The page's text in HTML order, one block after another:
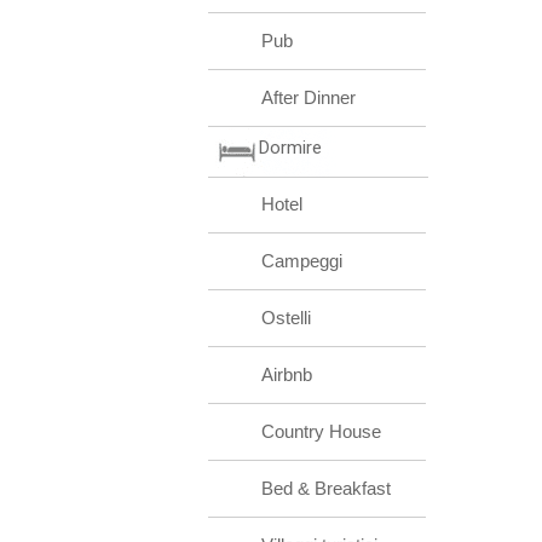
Pub
After Dinner
Dormire
Hotel
Campeggi
Ostelli
Airbnb
Country House
Bed & Breakfast